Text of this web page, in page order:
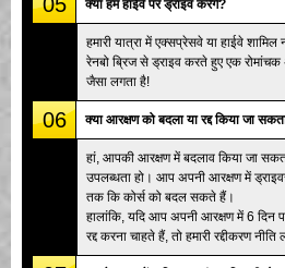
क्या हम हाईवे पर ड्राइव करेंगे?
हमारी यात्रा में एक्सप्रेसवे या हाईवे
रेनबो ब्रिज से ड्राइव करते हुए एक रोमांचक
जैसा लगता है!
06 क्या आरक्षण को बदला या रद्द किया जा
हां, आपकी आरक्षण में बदलाव किया जा
उपलब्धता हो। आप अपनी आरक्षण में
तक कि कोर्स को बदल सकते हैं।
हालांकि, यदि आप अपनी आरक्षण में 6 दिन
रद्द करना चाहते हैं, तो हमारी रद्दीकरण नीति